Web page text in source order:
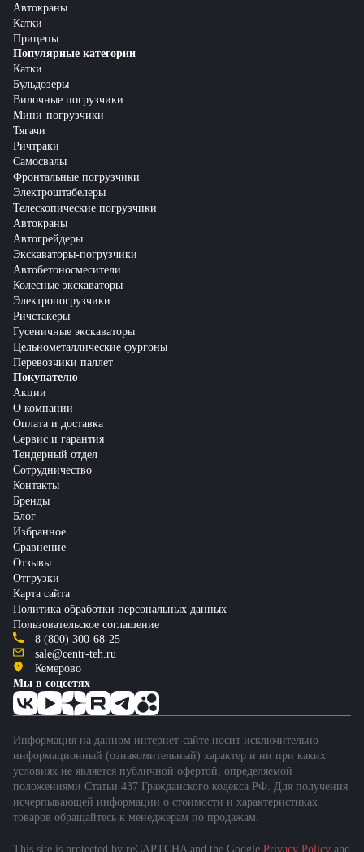
Автокраны
Катки
Прицепы
Популярные категории
Катки
Бульдозеры
Вилочные погрузчики
Мини-погрузчики
Тягачи
Ричтраки
Самосвалы
Фронтальные погрузчики
Электроштабелеры
Телескопические погрузчики
Автокраны
Автогрейдеры
Экскаваторы-погрузчики
Автобетоносмесители
Колесные экскаваторы
Электропогрузчики
Ричстакеры
Гусеничные экскаваторы
Цельнометаллические фургоны
Перевозчики паллет
Покупателю
Акции
О компании
Оплата и доставка
Сервис и гарантия
Тендерный отдел
Сотрудничество
Контакты
Бренды
Блог
Избранное
Сравнение
Отзывы
Отгрузки
Карта сайта
Политика обработки персональных данных
Пользовательское соглашение
8 (800) 300-68-25
sale@centr-teh.ru
Кемерово
Мы в соцсетях
Информация на данном интернет-сайте носит исключительно
информационный (ознакомительный) характер и ни при каких
условиях не является публичной офертой, определяемой
положениями Статьи 437 Гражданского кодекса РФ. Для получения
исчерпывающей информации о стоимости и характеристиках
товаров обращайтесь к менеджерам по продажам.
This site is protected by reCAPTCHA and the Google Privacy Policy and